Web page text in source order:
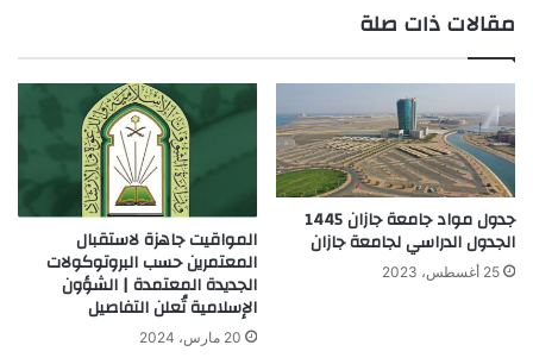
مقالات ذات صلة
جدول مواد جامعة جازان 1445
الجدول الدراسي لجامعة جازان
25 أغسطس، 2023
المواقيت جاهزة لاستقبال
المعتمرين حسب البروتوكولات
الجديدة المعتمدة | الشؤون
الإسلامية تُعلن التفاصيل
20 مارس، 2024